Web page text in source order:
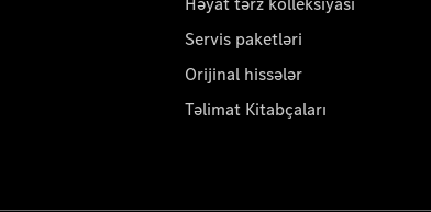
Servis paketləri
Orijinal hissələr
Təlimat Kitabçaları